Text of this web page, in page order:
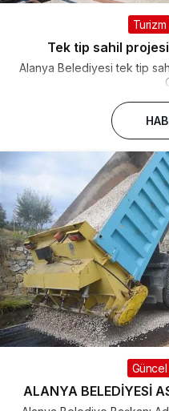
Turizm
Tek tip sahil
Alanya Belediyesi tek tip
Güncel
ALANYA BELEDİYESİ